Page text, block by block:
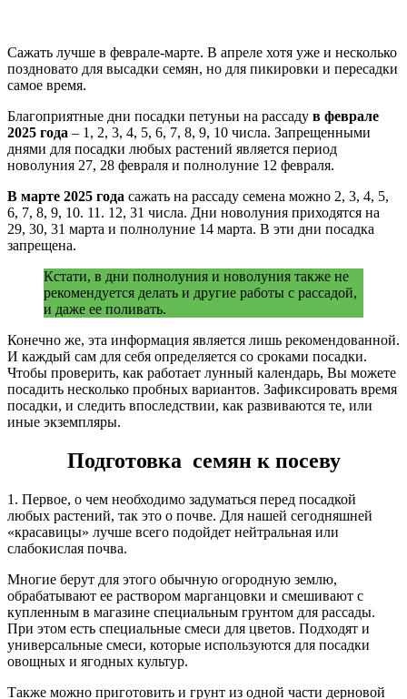
Сажать лучше в феврале-марте. В апреле хотя уже и несколько
поздновато для высадки семян, но для пикировки и пересадки
самое время.
Благоприятные дни посадки петуньи на рассаду в феврале
2025 года – 1, 2, 3, 4, 5, 6, 7, 8, 9, 10 числа. Запрещенными
днями для посадки любых растений является период
новолуния 27, 28 февраля и полнолуние 12 февраля.
В марте 2025 года сажать на рассаду семена можно 2, 3, 4, 5,
6, 7, 8, 9, 10. 11. 12, 31 числа. Дни новолуния приходятся на
29, 30, 31 марта и полнолуние 14 марта. В эти дни посадка
запрещена.
Кстати, в дни полнолуния и новолуния также не
рекомендуется делать и другие работы с рассадой,
и даже ее поливать.
Конечно же, эта информация является лишь рекомендованной.
И каждый сам для себя определяется со сроками посадки.
Чтобы проверить, как работает лунный календарь, Вы можете
посадить несколько пробных вариантов. Зафиксировать время
посадки, и следить впоследствии, как развиваются те, или
иные экземпляры.
Подготовка семян к посеву
1. Первое, о чем необходимо задуматься перед посадкой
любых растений, так это о почве. Для нашей сегодняшней
«красавицы» лучше всего подойдет нейтральная или
слабокислая почва.
Многие берут для этого обычную огородную землю,
обрабатывают ее раствором марганцовки и смешивают с
купленным в магазине специальным грунтом для рассады.
При этом есть специальные смеси для цветов. Подходят и
универсальные смеси, которые используются для посадки
овощных и ягодных культур.
Также можно приготовить и грунт из одной части дерновой